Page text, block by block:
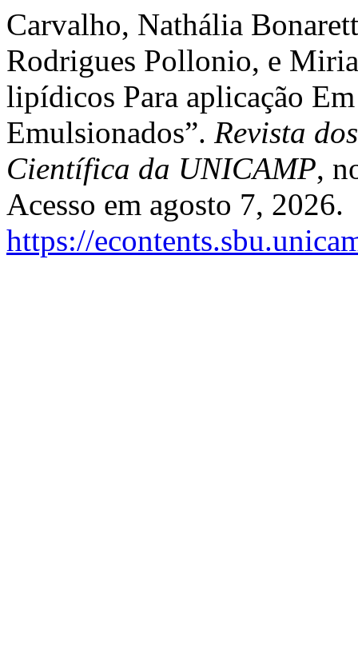
Carvalho, Nathália
Rodrigues Pollonio, e
lipídicos Para aplicação
Emulsionados”. Revista
Científica da UNICAMP,
Acesso em agosto 7, 2026.
https://